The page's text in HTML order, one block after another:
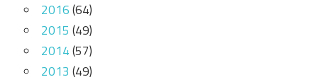
2016(64)
2015 (49)
2014(57)
2013 (49)